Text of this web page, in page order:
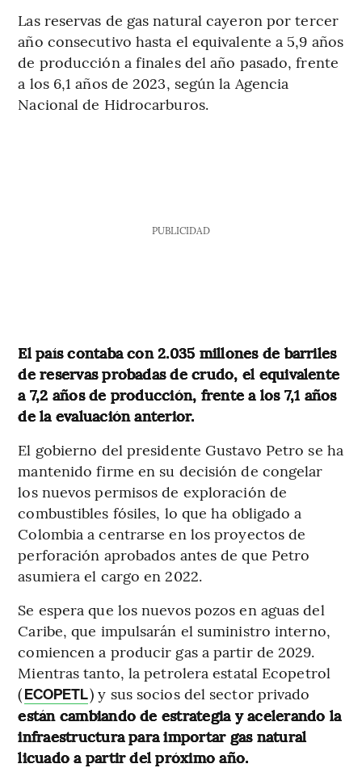
Las reservas de gas natural cayeron por tercer
año consecutivo hasta el equivalente a 5,9 años
de producción a finales del año pasado, frente
a los 6,1 años de 2023, según la Agencia
Nacional de Hidrocarburos.
PUBLICIDAD
El país contaba con 2.035 millones de barriles
de reservas probadas de crudo, el equivalente
a 7,2 años de producción, frente a los 7,1 años
de la evaluación anterior.
El gobierno del presidente Gustavo Petro se ha
mantenido firme en su decisión de congelar
los nuevos permisos de exploración de
combustibles fósiles, lo que ha obligado a
Colombia a centrarse en los proyectos de
perforación aprobados antes de que Petro
asumiera el cargo en 2022.
Se espera que los nuevos pozos en aguas del
Caribe, que impulsarán el suministro interno,
comiencen a producir gas a partir de 2029.
Mientras tanto, la petrolera estatal Ecopetrol
(ECOPETL) y sus socios del sector privado
están cambiando de estrategia y acelerando la
infraestructura para importar gas natural
licuado a partir del próximo año.